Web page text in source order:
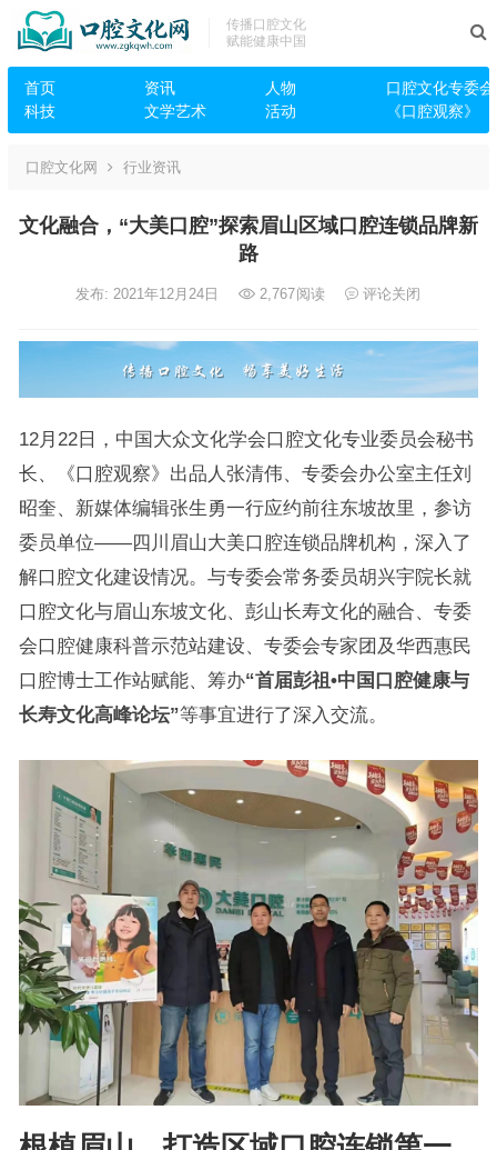
传播口腔文化
赋能健康中国
首页 资讯 人物
口腔文化专委会
科技
文学艺术 活动 《口腔观察》
口腔文化网 行业资讯
文化融合，“大美口腔”探索眉山区域口腔连锁品牌新
路
发布: 2021年12月24日 2,767阅读 评论关闭
12月22日，中国大众文化学会口腔文化专业委员会秘书
长、《口腔观察》出品人张清伟、专委会办公室主任刘
昭奎、新媒体编辑张生勇一行应约前往东坡故里，参访
委员单位——四川眉山大美口腔连锁品牌机构，深入了
解口腔文化建设情况。与专委会常务委员胡兴宇院长就
口腔文化与眉山东坡文化、彭山长寿文化的融合、专委
会口腔健康科普示范站建设、专委会专家团及华西惠民
口腔博士工作站赋能、筹办“首届彭祖•中国口腔健康与
长寿文化高峰论坛”等事宜进行了深入交流。